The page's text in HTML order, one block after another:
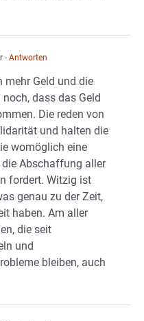
- Antworten
mehr Geld und die
dass das Geld
Die reden von
und halten die
womöglich eine
Abschaffung aller
fordert. Witzig ist
genau zu der Zeit,
haben. Am aller
die seit
und
bleiben, auch